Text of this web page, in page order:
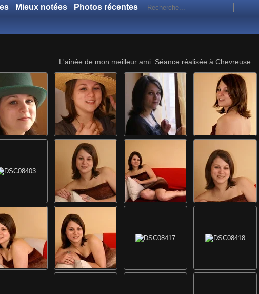
Mieux notées Photos récentes
L'ainée de mon meilleur ami. Séance réalisée à Chevreuse